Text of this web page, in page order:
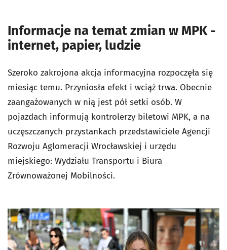
Informacje na temat zmian w MPK -
internet, papier, ludzie
Szeroko zakrojona akcja informacyjna rozpoczęła się
miesiąc temu. Przyniosła efekt i wciąż trwa. Obecnie
zaangażowanych w nią jest pół setki osób. W
pojazdach informują kontrolerzy biletowi MPK, a na
uczęszczanych przystankach przedstawiciele Agencji
Rozwoju Aglomeracji Wrocławskiej i urzędu
miejskiego: Wydziału Transportu i Biura
Zrównoważonej Mobilności.